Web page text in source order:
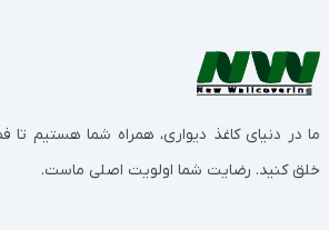
ما در دنیای کاغذ دیواری، همراه شما هستیم تا
خلق کنید. رضایت شما اولویت اصلی ماست.